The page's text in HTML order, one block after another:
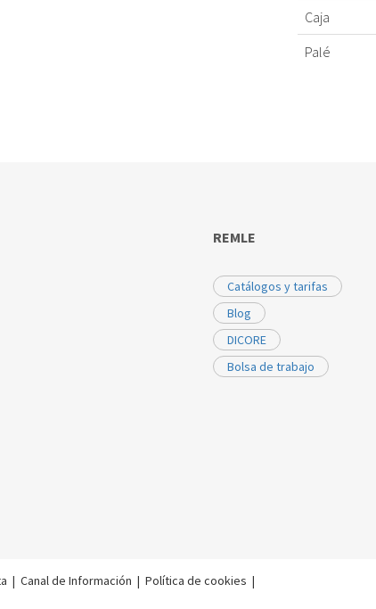
Caja
Palé
REMLE
Catálogos y tarifas
Blog
DICORE
Bolsa de trabajo
| Canal de Información | Política de cookies |